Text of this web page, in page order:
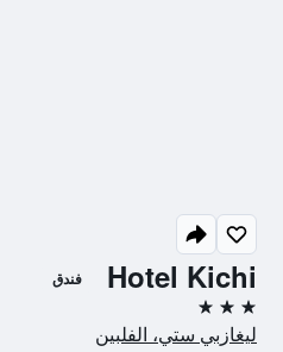
Hotel Kichi فندق
3 نجوم
ليغازبي ستي، الفلبين